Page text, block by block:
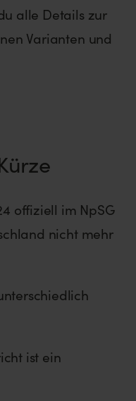
alle Details zur
Varianten und
offiziell im NpSG
nicht mehr
ist ein